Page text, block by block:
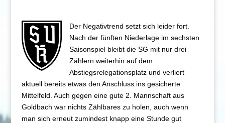
Der Negativtrend setzt sich leider fort.
Nach der fünften Niederlage im sechsten
Saisonspiel bleibt die SG mit nur drei
Zählern weiterhin auf dem
Abstiegsrelegationsplatz und verliert
aktuell bereits etwas den Anschluss ins gesicherte
Mittelfeld. Auch gegen eine gute 2. Mannschaft aus
Goldbach war nichts Zählbares zu holen, auch wenn
man sich erneut zumindest knapp eine Stunde gut